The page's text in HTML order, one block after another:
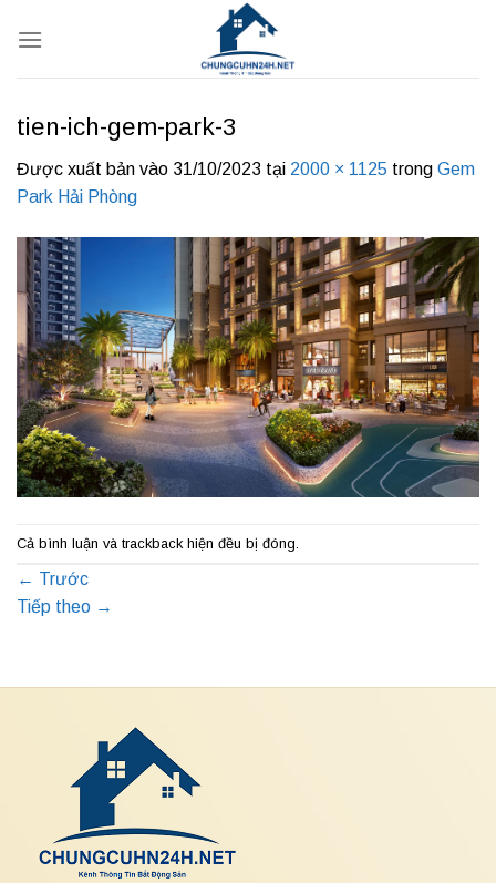
qua
tien-ich-gem-park-3
Được xuất bản vào 31/10/2023 tại 2000 × 1125 trong Gem
Park Hải Phòng
Cả bình luận và trackback hiện đều bị đóng.
← Trước
Tiếp theo →